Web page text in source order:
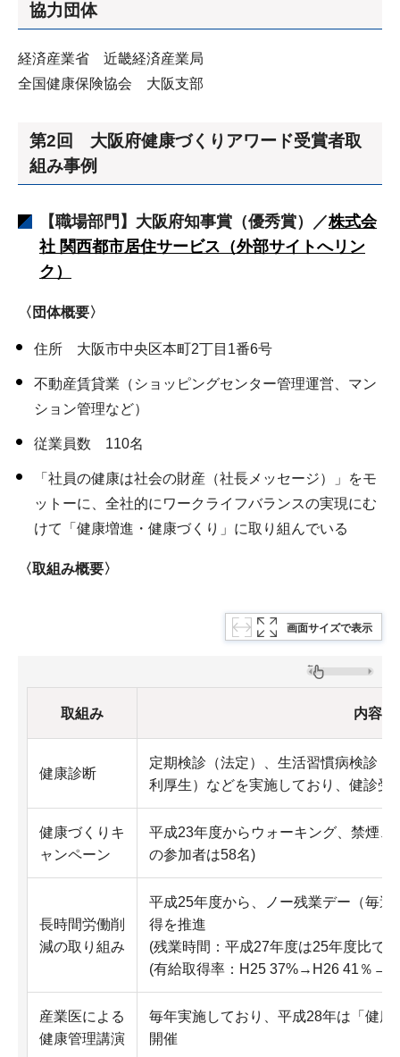
協力団体
経済産業省 近畿経済産業局
全国健康保険協会 大阪支部
第2回 大阪府健康づくりアワード受賞者取
組み事例
【職場部門】大阪府知事賞（優秀賞）／株式会
社 関西都市居住サービス（外部サイトへリン
ク）
〈団体概要〉
住所 大阪市中央区本町2丁目1番6号
不動産賃貸業（ショッピングセンター管理運営、マン
ション管理など）
従業員数 110名
「社員の健康は社会の財産（社長メッセージ）」をモ
ットーに、全社的にワークライフバランスの実現にむ
けて「健康増進・健康づくり」に取り組んでいる
〈取組み概要〉
画面サイズで表示
取組み 内容
健康診断
定期検診（法定）、生活習慣病検診（
利厚生）などを実施しており、健診受
健康づくりキ
ャンペーン
平成23年度からウォーキング、禁煙
の参加者は58名)
長時間労働削
減の取り組み
平成25年度から、ノー残業デー（毎
得を推進
(残業時間：平成27年度は25年度比で
(有給取得率：H25 37%→H26 41％
産業医による
健康管理講演
毎年実施しており、平成28年は「健
開催